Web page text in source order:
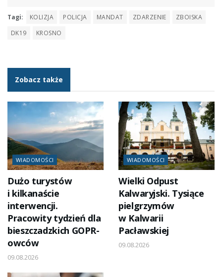
Tagi: KOLIZJA POLICJA MANDAT ZDARZENIE
ZBOISKA
DK19
KROSNO
Zobacz także
WIADOMOŚCI
Dużo turystów
i kilkanaście
interwencji.
Pracowity tydzień dla
bieszczadzkich GOPR-
owców
09.08.2026
WIADOMOŚCI
Wielki Odpust
Kalwaryjski. Tysiące
pielgrzymów
w Kalwarii
Pacławskiej
09.08.2026